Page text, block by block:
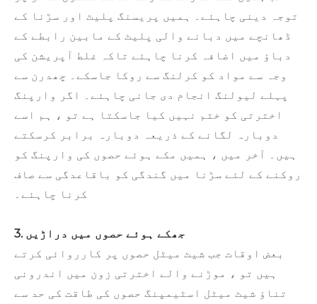
توجہ دینی چاہئے۔ ہمیں پریسنگ پلیٹ اور سڑنا کے
ڈھانچے میں دبانے والی پلیٹ کے مابین رابطے کے
دباؤ میں اضافہ کرنا چاہئے تاکہ غلط آپریشن کی
وجہ سے مواد کو کرلنگ سے روکا جاسکے۔ چھدرن سے
پہلے لیولنگ انجام دی جانی چاہئے۔ اگر وارپنگ
اخترتی کو ختم نہیں کیا جاسکتا ہے تو ، ہم اسے
دوبارہ لگانے کے ذریعہ دوبارہ برابر کرسکتے
ہیں۔ آخر میں ، ہمیں مکے ہوئے حصوں کی وارپنگ کو
روکنے کے لئے سڑنا میں گندگی کو باقاعدگی سے صاف
کرنا چاہئے۔
3. جھکے ہوئے حصوں میں دراڑیں
بعض اوقات جب شیٹ میٹل حصوں پر کارروائی کرتے
ہیں تو ، موڑنے والے اخترتی زون میں اندرونی
تناؤ شیٹ میٹل اسٹیمپنگ حصوں کی طاقت کی حد سے